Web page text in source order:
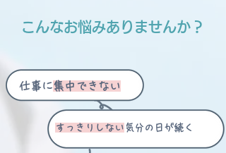
こんなお悩みありませんか？
仕事に集中できない
すっきりしない 気分の日が続く